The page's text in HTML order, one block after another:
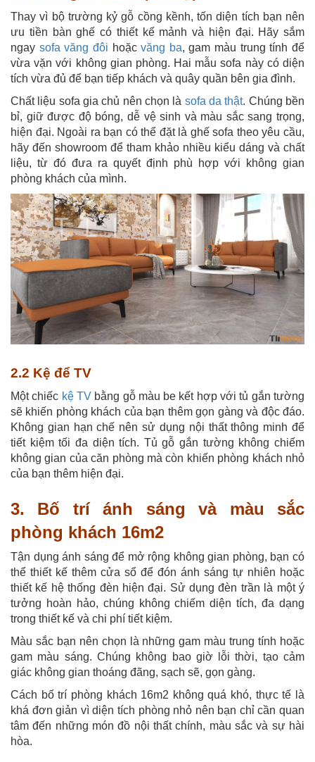
Thay vì bộ trường kỷ gỗ cồng kềnh, tốn diện tích bạn nên
ưu tiền bàn ghế có thiết kế mảnh và hiện đại. Hãy sắm
ngay sofa văng đôi hoặcvăng ba, gam màu trung tính để
vừa vặn với không gian phòng. Hai mẫu sofa này có diện
tích vừa đủ để bạn tiếp khách và quây quần bên gia đình.
Chất liệu sofa gia chủ nên chọn là sofa da thật. Chúng bền
bỉ, giữ được độ bóng, dễ vệ sinh và màu sắc sang trọng,
hiện đại. Ngoài ra bạn có thể đặt là ghế sofa theo yêu cầu,
hãy đến showroom để tham khảo nhiều kiểu dáng và chất
liệu, từ đó đưa ra quyết định phù hợp với không gian
phòng khách của mình.
2.2 Kệ để TV
Một chiếc kệ TVbằng gỗ màu be kết hợp với tủ gắn tường
sẽ khiến phòng khách của bạn thêm gọn gàng và độc đáo.
Không gian hạn chế nên sử dụng nội thất thông minh để
tiết kiệm tối đa diện tích. Tủ gỗ gắn tường không chiếm
không gian của căn phòng mà còn khiến phòng khách nhỏ
của bạn thêm hiện đại.
3. Bố trí ánh sáng và màu sắc
phòng khách 16m2
Tận dụng ánh sáng để mở rộng không gian phòng, bạn có
thể thiết kế thêm cửa sổ để đón ánh sáng tự nhiên hoặc
thiết kế hệ thống đèn hiện đại. Sử dụng đèn trần là một ý
tưởng hoàn hảo, chúng không chiếm diện tích, đa dạng
trong thiết kế và chi phí tiết kiệm.
Màu sắc bạn nên chọn là những gam màu trung tính hoặc
gam màu sáng. Chúng không bao giờ lỗi thời, tạo cảm
giác không gian thoáng đãng, sạch sẽ, gọn gàng.
Cách bố trí phòng khách 16m2 không quá khó, thực tế là
khá đơn giản vì diện tích phòng nhỏ nên bạn chỉ cần quan
tâm đến những món đồ nội thất chính, màu sắc và sự hài
hòa.